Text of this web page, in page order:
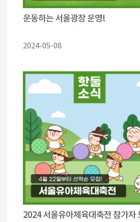
운동하는 서울광장 운영!
2024-05-08
2024 서울유아체육대축전 참가자